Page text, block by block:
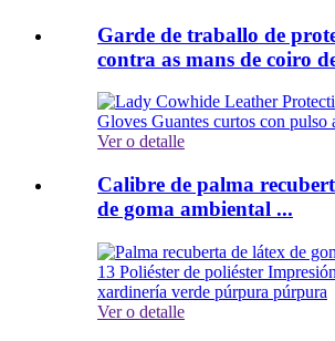
Garde de traballo de
contra as mans de coiro
Ver o detalle
Calibre de palma
de goma ambiental ...
Ver o detalle